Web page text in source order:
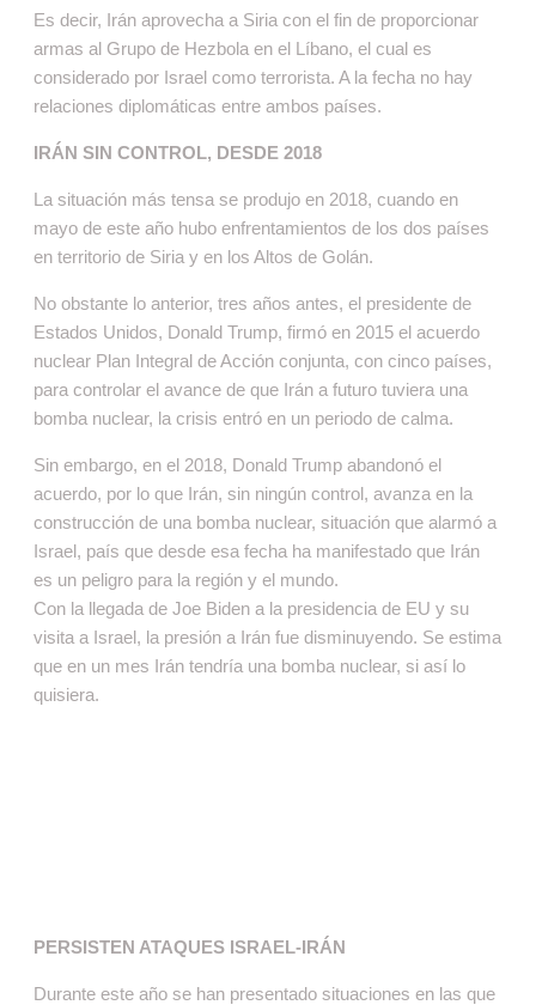
Es decir, Irán aprovecha a Siria con el fin de proporcionar
armas al Grupo de Hezbola en el Líbano, el cual es
considerado por Israel como terrorista. A la fecha no hay
relaciones diplomáticas entre ambos países.
IRÁN SIN CONTROL, DESDE 2018
La situación más tensa se produjo en 2018, cuando en
mayo de este año hubo enfrentamientos de los dos países
en territorio de Siria y en los Altos de Golán.
No obstante lo anterior, tres años antes, el presidente de
Estados Unidos, Donald Trump, firmó en 2015 el acuerdo
nuclear Plan Integral de Acción conjunta, con cinco países,
para controlar el avance de que Irán a futuro tuviera una
bomba nuclear, la crisis entró en un periodo de calma.
Sin embargo, en el 2018, Donald Trump abandonó el
acuerdo, por lo que Irán, sin ningún control, avanza en la
construcción de una bomba nuclear, situación que alarmó a
Israel, país que desde esa fecha ha manifestado que Irán
es un peligro para la región y el mundo.
Con la llegada de Joe Biden a la presidencia de EU y su
visita a Israel, la presión a Irán fue disminuyendo. Se estima
que en un mes Irán tendría una bomba nuclear, si así lo
quisiera.
PERSISTEN ATAQUES ISRAEL-IRÁN
Durante este año se han presentado situaciones en las que